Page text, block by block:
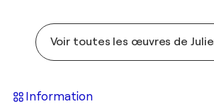
Voir toutes les œuvres de
Information